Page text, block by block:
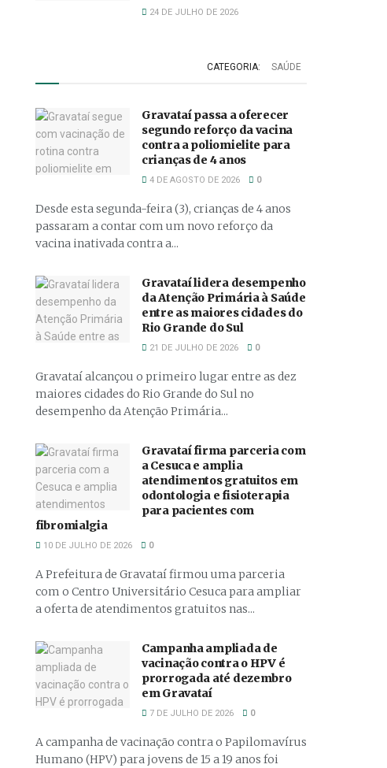
24 DE JULHO DE 2026
CATEGORIA: SAÚDE
Gravataí passa a oferecer
segundo reforço da vacina
contra a poliomielite para
crianças de 4 anos
4 DE AGOSTO DE 2026 0
Desde esta segunda-feira (3), crianças de 4 anos
passaram a contar com um novo reforço da
vacina inativada contra a...
Gravataí lidera desempenho
da Atenção Primária à Saúde
entre as maiores cidades do
Rio Grande do Sul
21 DE JULHO DE 2026 0
Gravataí alcançou o primeiro lugar entre as dez
maiores cidades do Rio Grande do Sul no
desempenho da Atenção Primária...
Gravataí firma parceria com
a Cesuca e amplia
atendimentos gratuitos em
odontologia e fisioterapia
para pacientes com
fibromialgia
10 DE JULHO DE 2026 0
A Prefeitura de Gravataí firmou uma parceria
com o Centro Universitário Cesuca para ampliar
a oferta de atendimentos gratuitos nas...
Campanha ampliada de
vacinação contra o HPV é
prorrogada até dezembro
em Gravataí
7 DE JULHO DE 2026 0
A campanha de vacinação contra o Papilomavírus
Humano (HPV) para jovens de 15 a 19 anos foi